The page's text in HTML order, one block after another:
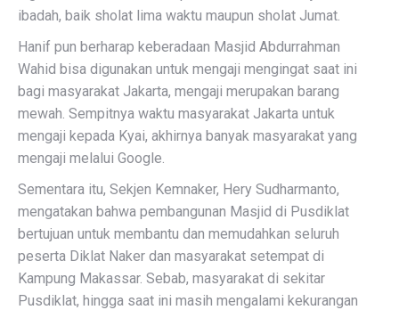
ibadah, baik sholat lima waktu maupun sholat Jumat.
Hanif pun berharap keberadaan Masjid Abdurrahman
Wahid bisa digunakan untuk mengaji mengingat saat ini
bagi masyarakat Jakarta, mengaji merupakan barang
mewah. Sempitnya waktu masyarakat Jakarta untuk
mengaji kepada Kyai, akhirnya banyak masyarakat yang
mengaji melalui Google.
Sementara itu, Sekjen Kemnaker, Hery Sudharmanto,
mengatakan bahwa pembangunan Masjid di Pusdiklat
bertujuan untuk membantu dan memudahkan seluruh
peserta Diklat Naker dan masyarakat setempat di
Kampung Makassar. Sebab, masyarakat di sekitar
Pusdiklat, hingga saat ini masih mengalami kekurangan